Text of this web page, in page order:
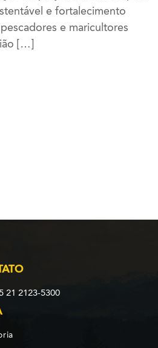
e fortalecimento
e maricultores
[…]
21 2123-5300